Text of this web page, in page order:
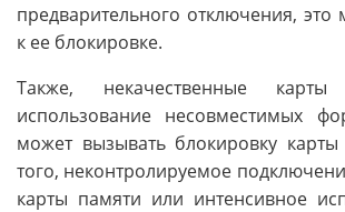
предварительного отключения, это
к ее блокировке.
Также, некачественные
использование несовместимых
может вызывать блокировку
того, неконтролируемое
карты памяти или интенсивное